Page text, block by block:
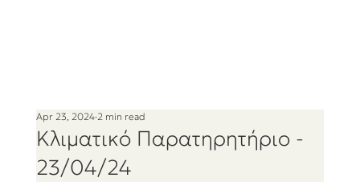
Kλιματικό Παρατηρητήριο -
23/04/24
Apr 23, 2024 2 min read